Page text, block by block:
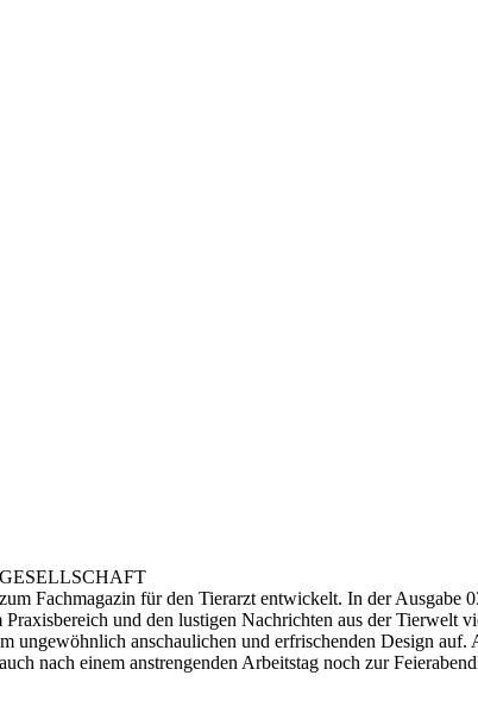
Fachmagazin für den Tierarzt entwickelt. In der Ausgabe
und den lustigen Nachrichten aus der Tierwelt
ungewöhnlich anschaulichen und erfrischenden Design auf.
nach einem anstrengenden Arbeitstag noch zur